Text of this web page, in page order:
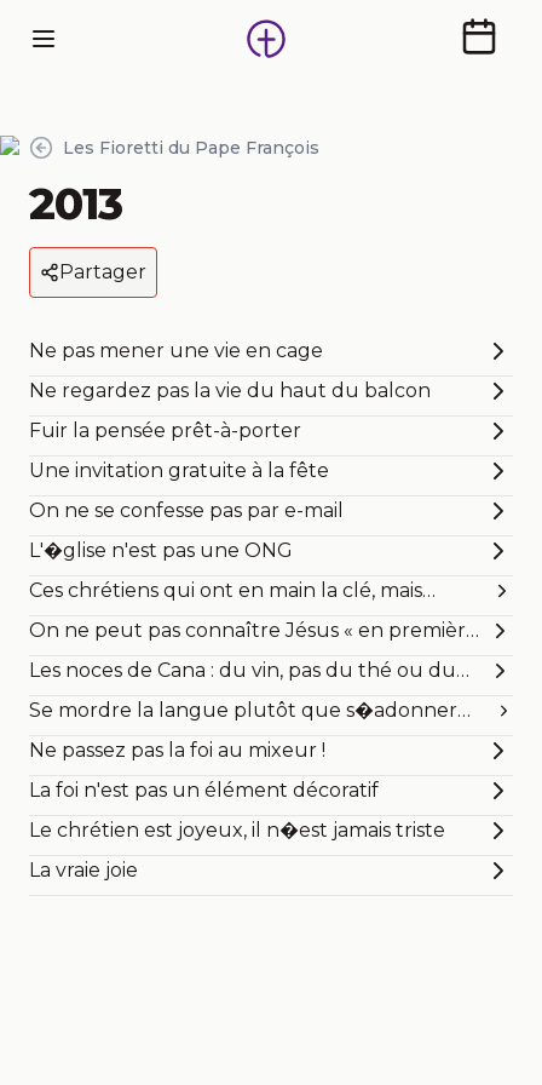
Les Fioretti du Pape François
2013
Partager
Ne pas mener une vie en cage
Ne regardez pas la vie du haut du balcon
Fuir la pensée prêt-à-porter
Une invitation gratuite à la fête
On ne se confesse pas par e-mail
L'�glise n'est pas une ONG
Ces chrétiens qui ont en main la clé, mais
l�emportent avec eux
On ne peut pas connaître Jésus « en première
classe »
Les noces de Cana : du vin, pas du thé ou du
jus de fruit
Se mordre la langue plutôt que s�adonner
aux ragots et aux commérages !
Ne passez pas la foi au mixeur !
La foi n'est pas un élément décoratif
Le chrétien est joyeux, il n�est jamais triste
La vraie joie